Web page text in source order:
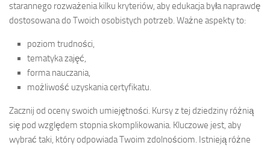
starannego rozważenia kilku kryteriów, aby edukacja była naprawdę
dostosowana do Twoich osobistych potrzeb. Ważne aspekty to:
poziom trudności,
tematyka zajęć,
forma nauczania,
możliwość uzyskania certyfikatu.
Zacznij od oceny swoich umiejętności. Kursy z tej dziedziny różnią
się pod względem stopnia skomplikowania. Kluczowe jest, aby
wybrać taki, który odpowiada Twoim zdolnościom. Istnieją różne